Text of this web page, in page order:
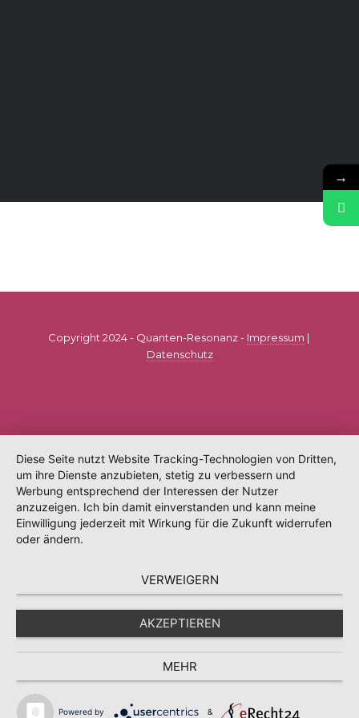
Copyright 2024 - Quanten-Resonanz - Impressum |
Datenschutz
→
Diese Seite nutzt Website Tracking-Technologien von Dritten,
um ihre Dienste anzubieten, stetig zu verbessern und
Werbung entsprechend der Interessen der Nutzer
anzuzeigen. Ich bin damit einverstanden und kann meine
Einwilligung jederzeit mit Wirkung für die Zukunft widerrufen
oder ändern.
VERWEIGERN
AKZEPTIEREN
MEHR
Powered by &